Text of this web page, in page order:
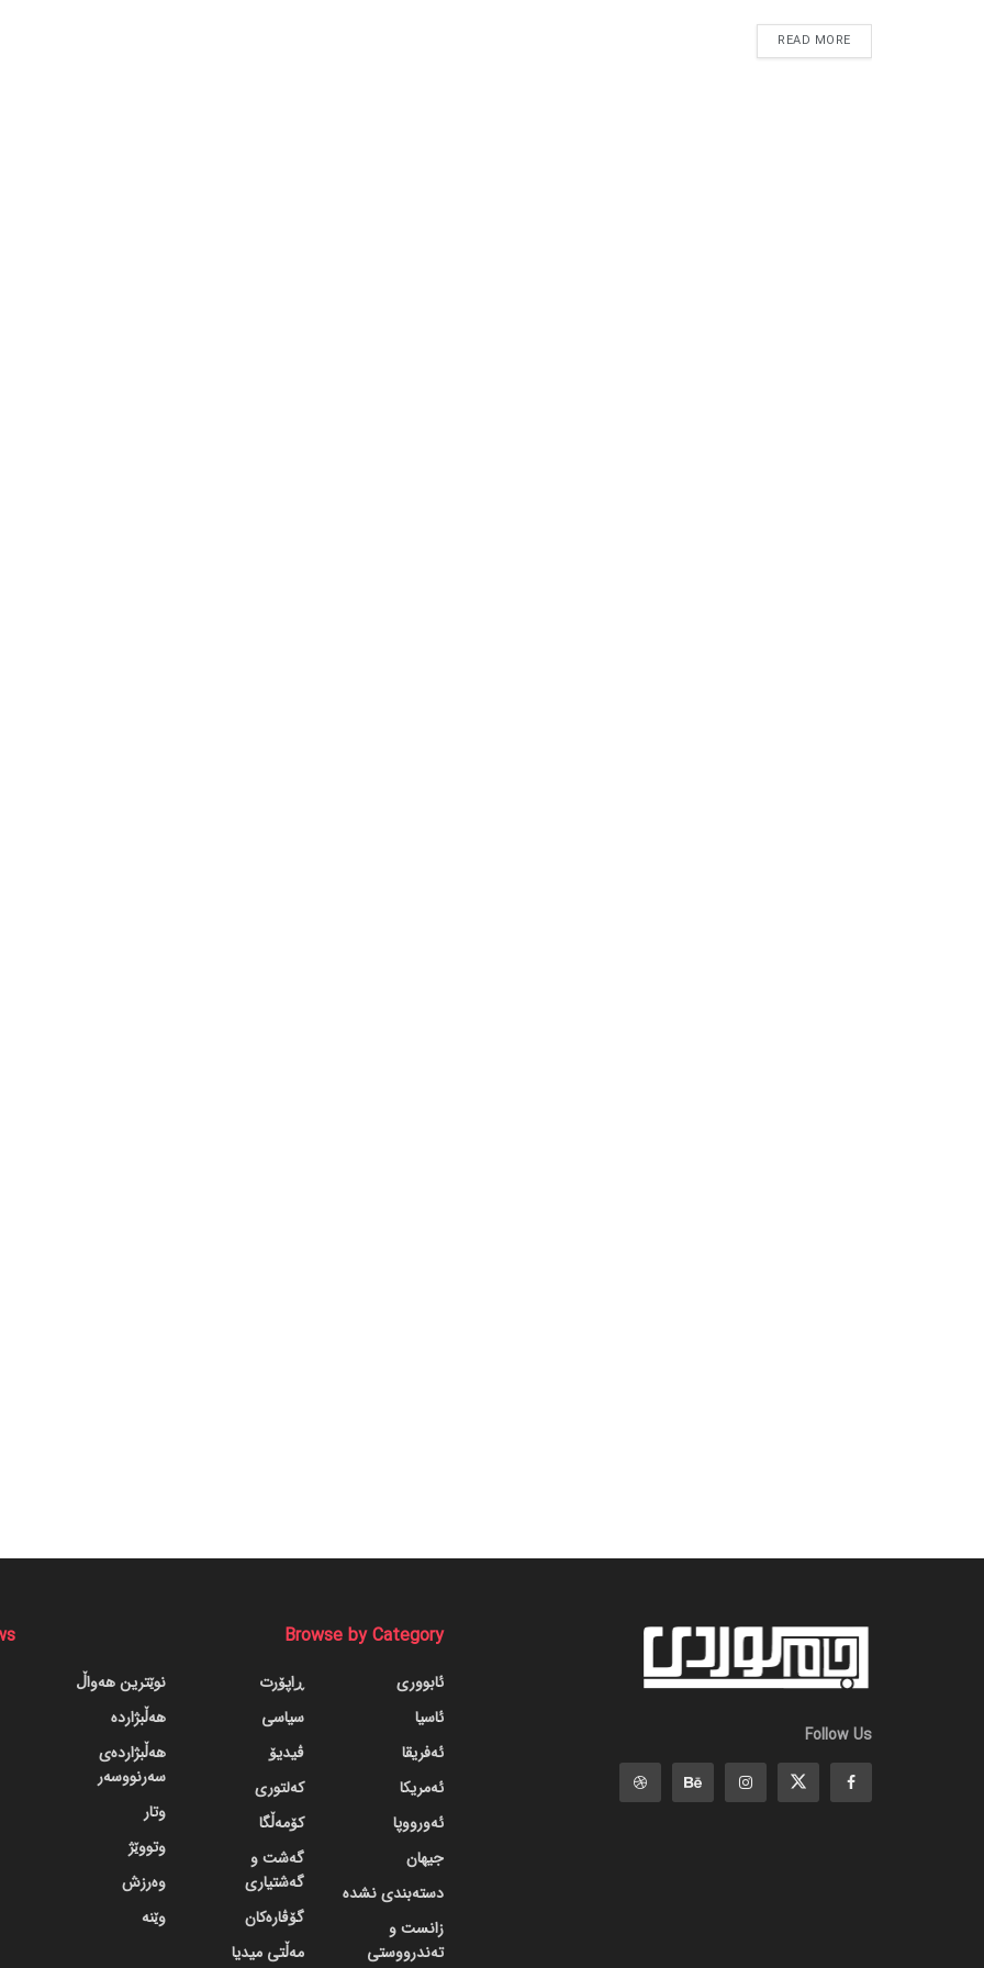
READ MORE
Follow Us
Browse by Category
ئابووری
ئاسیا
ئەفریقا
ئەمریکا
ئەورووپا
جیهان
دسته‌بندی نشده
زانست و
تەندرووستی
ڕاپۆرت
سیاسی
ڤیدیۆ
کەلتوری
کۆمەڵگا
گه‌شت و
گه‌شتیاری
گۆڤاره‌کان
مەڵتی میدیا
نوێترین هەواڵ
هەڵبژاردە
هەڵبژاردەی
سەرنووسەر
وتار
وتووێژ
وەرزش
وێنە